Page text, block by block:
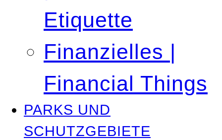
Etiquette
Finanzielles |
Financial Things
PARKS UND
SCHUTZGEBIETE